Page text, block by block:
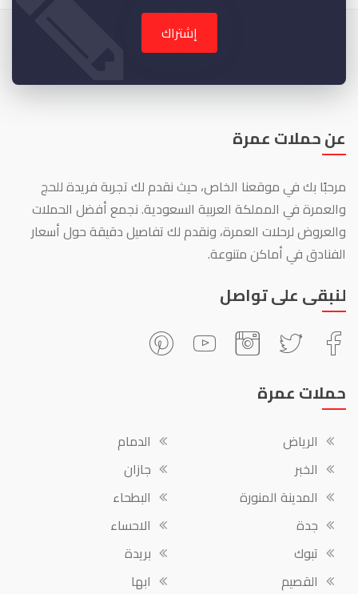
إشتراك
عن حملات عمرة
مرحبًا بك في موقعنا الخاص، حيث نقدم لك تجربة فريدة للحج
والعمرة في المملكة العربية السعودية. نجمع أفضل الحملات
والعروض لرحلات العمرة، ونقدم لك تفاصيل دقيقة حول أسعار
الفنادق في أماكن متنوعة.
لنبقى على تواصل
حملات عمرة
الرياض
الدمام
الخبر
جازان
المدينة المنورة
البطحاء
جدة
الاحساء
تبوك
بريدة
القصيم
ابها